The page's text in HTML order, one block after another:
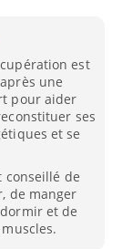
est
une
pour aider
ses
et se
conseillé de
de manger
et de